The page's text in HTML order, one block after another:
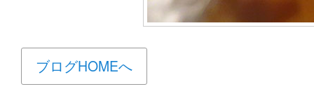
ブログHOMEへ